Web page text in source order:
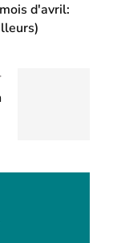
d'avril: